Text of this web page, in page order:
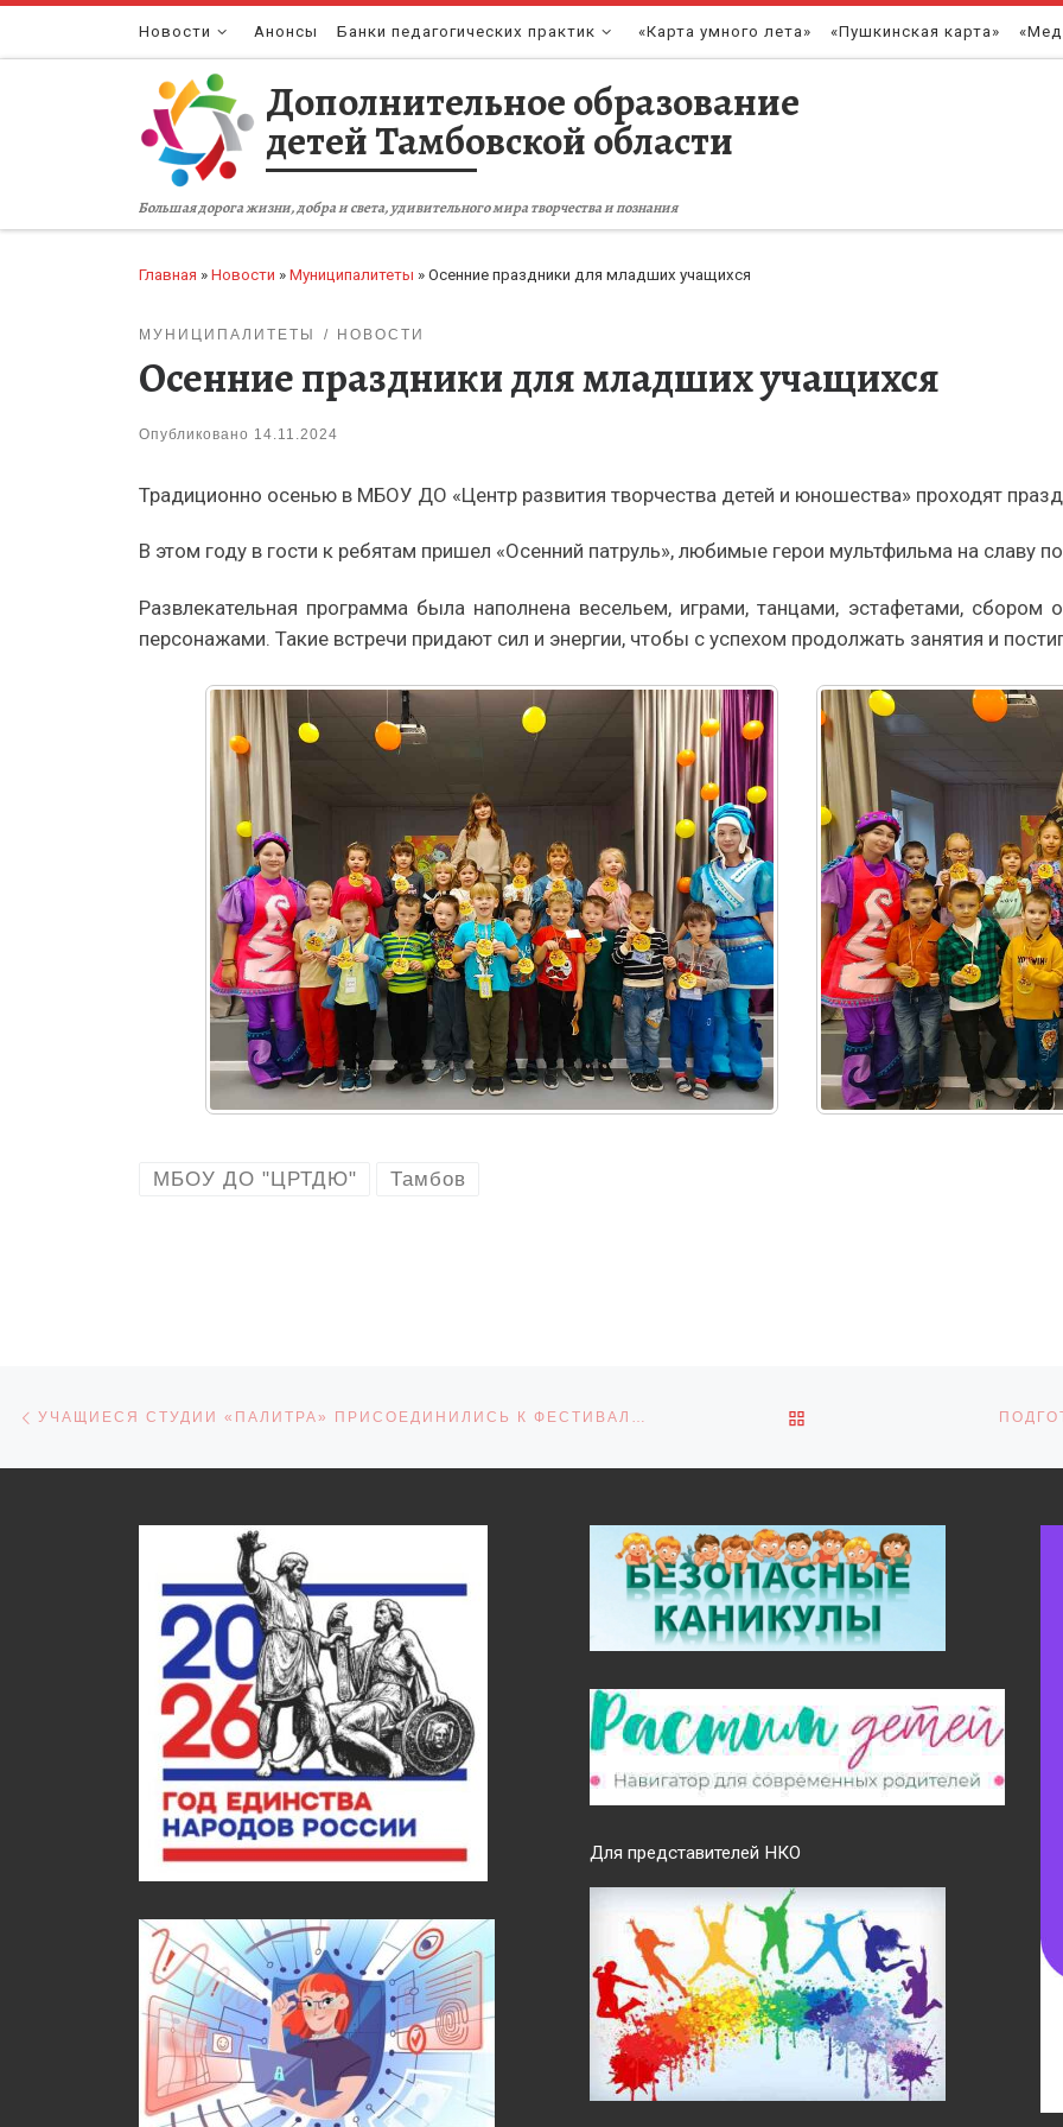
Перейти к содержимому
Новости Анонсы Банки педагогических практик «Карта умного лета» «Пушкинская карта»
Дополнительное образование
детей Тамбовской области
Большая дорога жизни, добра и света, удивительного мира творчества и познания
Главная » Новости » Муниципалитеты » Осенние праздники для младших учащихся
МУНИЦИПАЛИТЕТЫ НОВОСТИ
Осенние праздники для младших учащихся
Опубликовано 14.11.2024
Традиционно осенью в МБОУ ДО «Центр развития творчества детей и юношества» проходят
В этом году в гости к ребятам пришел «Осенний патруль», любимые герои мультфильма на славу
Развлекательная программа была наполнена весельем, играми, танцами, эстафетами,
персонажами. Такие встречи придают сил и энергии, чтобы с успехом продолжать занятия и
МБОУ ДО "ЦРТДЮ" Тамбов
Навигация по записям ОБРАТНО К СПИСКУ
Для представителей НКО